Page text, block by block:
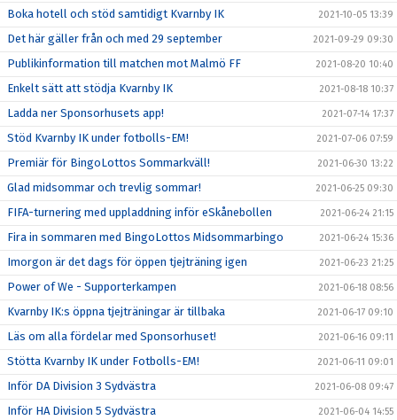
Boka hotell och stöd samtidigt Kvarnby IK 2021-10-05 13:39
Det här gäller från och med 29 september 2021-09-29 09:30
Publikinformation till matchen mot Malmö FF 2021-08-20 10:40
Enkelt sätt att stödja Kvarnby IK 2021-08-18 10:37
Ladda ner Sponsorhusets app! 2021-07-14 17:37
Stöd Kvarnby IK under fotbolls-EM! 2021-07-06 07:59
Premiär för BingoLottos Sommarkväll! 2021-06-30 13:22
Glad midsommar och trevlig sommar! 2021-06-25 09:30
FIFA-turnering med uppladdning inför eSkånebollen 2021-06-24 21:15
Fira in sommaren med BingoLottos Midsommarbingo 2021-06-24 15:36
Imorgon är det dags för öppen tjejträning igen 2021-06-23 21:25
Power of We - Supporterkampen 2021-06-18 08:56
Kvarnby IK:s öppna tjejträningar är tillbaka 2021-06-17 09:10
Läs om alla fördelar med Sponsorhuset! 2021-06-16 09:11
Stötta Kvarnby IK under Fotbolls-EM! 2021-06-11 09:01
Inför DA Division 3 Sydvästra 2021-06-08 09:47
Inför HA Division 5 Sydvästra 2021-06-04 14:55